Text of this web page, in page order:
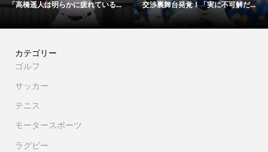
かに疲れている... 交渉裏舞台発覚！「実に不可解だ... 「48時間以内
カテゴリー
ゴルフ
サッカー
テニス
モータースポーツ
ラグビー